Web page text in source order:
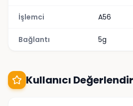
İşlemci A56
Bağlantı 5g
Kullanıcı